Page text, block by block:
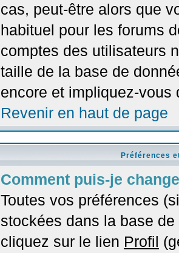
cas, peut-être alors que
habituel pour les forums
comptes des utilisateurs
taille de la base de
encore et impliquez-
Revenir en haut de page
Préférences
Comment puis-je
Toutes vos préférences
stockées dans la base
cliquez sur le lien Profil